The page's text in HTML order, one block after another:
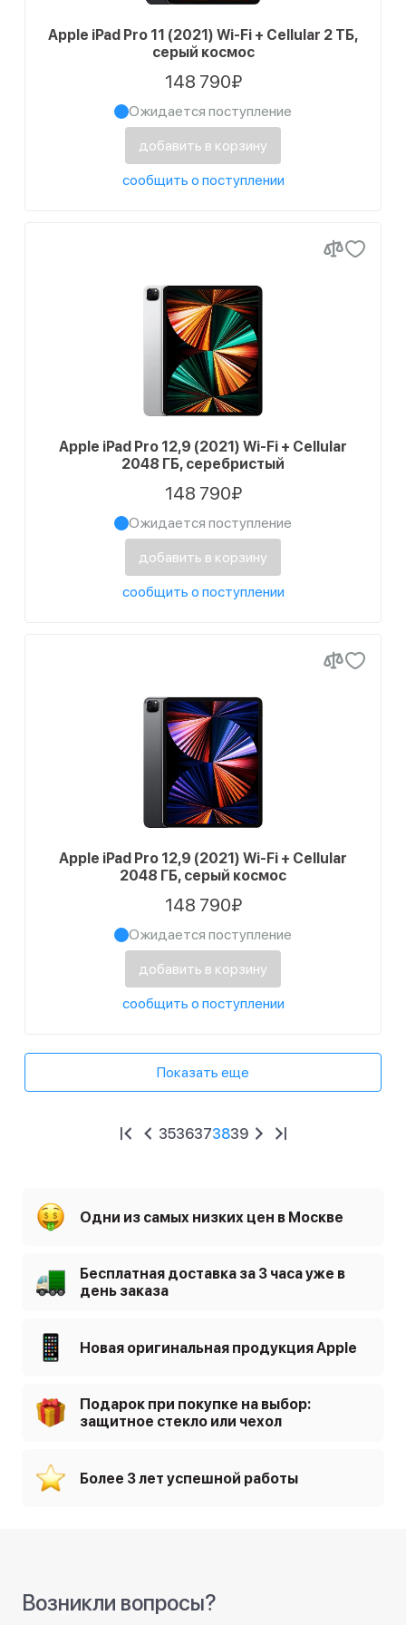
Apple iPad Pro 11 (2021) Wi-Fi + Cellular 2 ТБ,
серый космос
148 790₽
Ожидается поступление
добавить в корзину
сообщить о поступлении
Apple iPad Pro 12,9 (2021) Wi-Fi + Cellular
2048 ГБ, серебристый
148 790₽
Ожидается поступление
добавить в корзину
сообщить о поступлении
Apple iPad Pro 12,9 (2021) Wi-Fi + Cellular
2048 ГБ, серый космос
148 790₽
Ожидается поступление
добавить в корзину
сообщить о поступлении
Показать еще
3536373839
Одни из самых низких цен в Москве
Бесплатная доставка за 3 часа уже в
день заказа
Новая оригинальная продукция Apple
Подарок при покупке на выбор:
защитное стекло или чехол
Более 3 лет успешной работы
Возникли вопросы?